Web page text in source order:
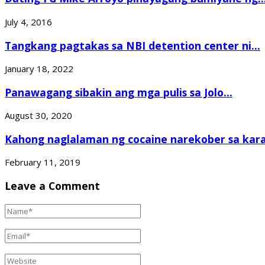
July 4, 2016
Tangkang pagtakas sa NBI detention center ni...
January 18, 2022
Panawagang sibakin ang mga pulis sa Jolo...
August 30, 2020
Kahong naglalaman ng cocaine narekober sa
February 11, 2019
Leave a Comment